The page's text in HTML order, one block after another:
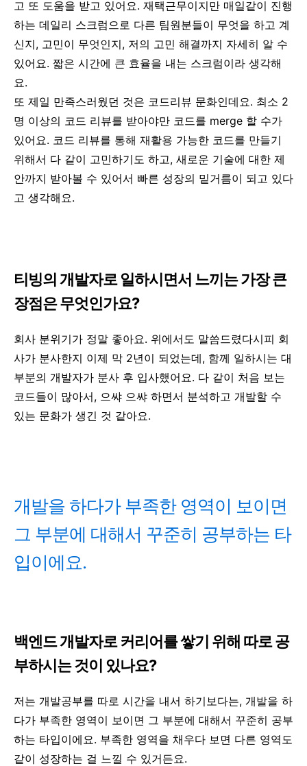
고 또 도움을 받고 있어요. 재택근무이지만 매일같이 진행
하는 데일리 스크럼으로 다른 팀원분들이 무엇을 하고 계
신지, 고민이 무엇인지, 저의 고민 해결까지 자세히 알 수
있어요. 짧은 시간에 큰 효율을 내는 스크럼이라 생각해
요.
또 제일 만족스러웠던 것은 코드리뷰 문화인데요. 최소 2
명 이상의 코드 리뷰를 받아야만 코드를 merge 할 수가
있어요. 코드 리뷰를 통해 재활용 가능한 코드를 만들기
위해서 다 같이 고민하기도 하고, 새로운 기술에 대한 제
안까지 받아볼 수 있어서 빠른 성장의 밑거름이 되고 있다
고 생각해요.
티빙의 개발자로 일하시면서 느끼는 가장 큰
장점은 무엇인가요?
회사 분위기가 정말 좋아요. 위에서도 말씀드렸다시피 회
사가 분사한지 이제 막 2년이 되었는데, 함께 일하시는 대
부분의 개발자가 분사 후 입사했어요. 다 같이 처음 보는
코드들이 많아서, 으쌰 으쌰 하면서 분석하고 개발할 수
있는 문화가 생긴 것 같아요.
개발을 하다가 부족한 영역이 보이면
그 부분에 대해서 꾸준히 공부하는 타
입이에요.
백엔드 개발자로 커리어를 쌓기 위해 따로 공
부하시는 것이 있나요?
저는 개발공부를 따로 시간을 내서 하기보다는, 개발을 하
다가 부족한 영역이 보이면 그 부분에 대해서 꾸준히 공부
하는 타입이에요. 부족한 영역을 채우다 보면 다른 영역도
같이 성장하는 걸 느낄 수 있거든요.